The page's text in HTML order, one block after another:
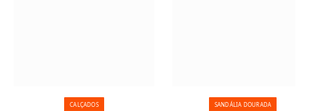
CALÇADOS SANDÁLIA DOURADA